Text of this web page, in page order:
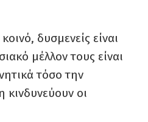
δυσμενείς είναι
μέλλον τους είναι
τόσο την
οι